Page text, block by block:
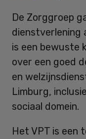
De Zorggroep
dienstverlening
is een bewuste
over een goed
en
Limburg,
sociaal domein.
Het VPT is een